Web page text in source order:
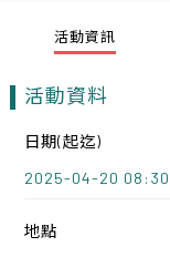
活動資訊
活動資料
日期(起迄)
2025-04-20
地點